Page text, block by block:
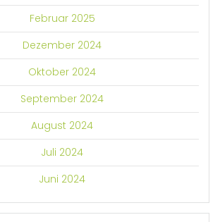
Februar 2025
Dezember 2024
Oktober 2024
September 2024
August 2024
Juli 2024
Juni 2024